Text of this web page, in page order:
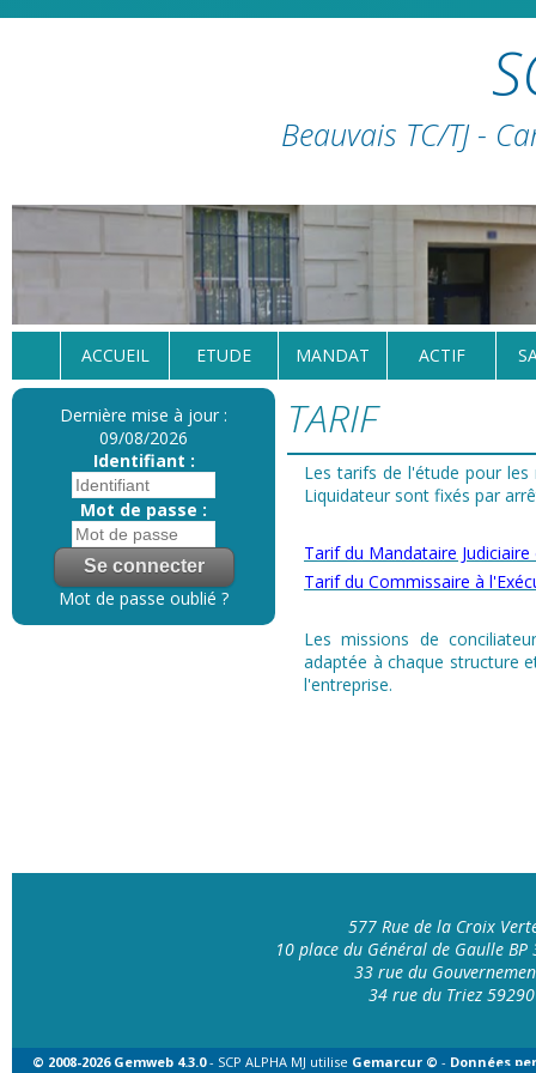
Beauvais TC/TJ -
ACCUEIL ETUDE MANDAT ACTIF
Dernière mise à jour :
09/08/2026
Identifiant :
Mot de passe :
Mot de passe oublié ?
TARIF
Les tarifs de l'étude pour les
Liquidateur sont fixés par
Tarif du Mandataire
Tarif du Commissaire à
Les missions de
adaptée à chaque structure
l'entreprise.
577 Rue de la Croix
10 place du Général de Gaulle BP
33 rue du
34 rue du Triez 59290
© 2008-2026 Gemweb 4.3.0- SCP ALPHA MJ utilise Gemarcur © - Données